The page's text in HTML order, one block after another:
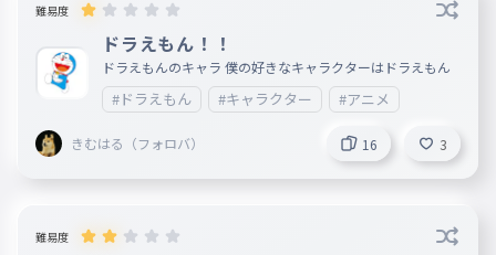
難易度
ドラえもん！！
ドラえもんのキャラ 僕の好きなキャラクターはドラえもん
#ドラえもん #キャラクター #アニメ
きむはる（フォロバ） 16 3
難易度